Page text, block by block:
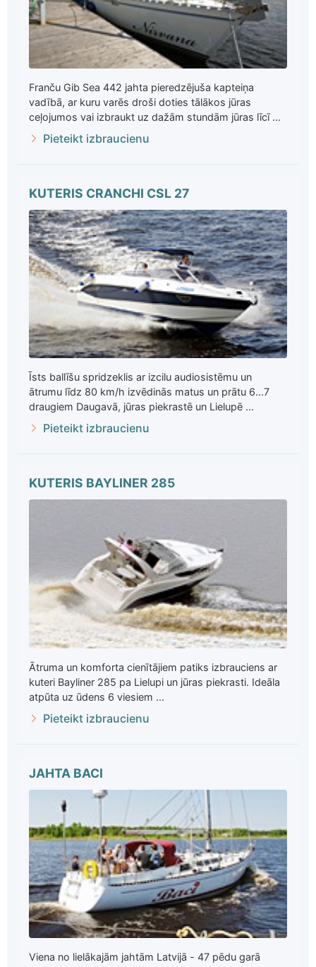
Franču Gib Sea 442 jahta pieredzējuša kapteiņa
vadībā, ar kuru varēs droši doties tālākos jūras
ceļojumos vai izbraukt uz dažām stundām jūras līcī ...
Pieteikt izbraucienu
KUTERIS CRANCHI CSL 27
Īsts ballīšu spridzeklis ar izcilu audiosistēmu un
ātrumu līdz 80 km/h izvēdinās matus un prātu 6...7
draugiem Daugavā, jūras piekrastē un Lielupē ...
Pieteikt izbraucienu
KUTERIS BAYLINER 285
Ātruma un komforta cienītājiem patiks izbrauciens ar
kuteri Bayliner 285 pa Lielupi un jūras piekrasti. Ideāla
atpūta uz ūdens 6 viesiem ...
Pieteikt izbraucienu
JAHTA BACI
Viena no lielākajām jahtām Latvijā - 47 pēdu garā